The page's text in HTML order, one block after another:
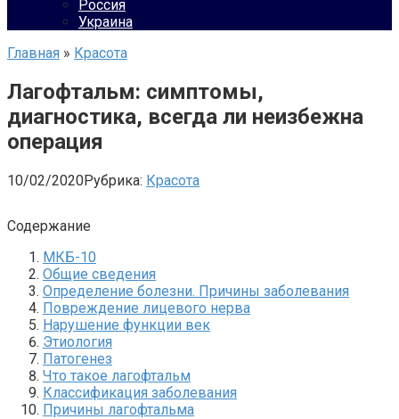
Россия
Украина
Главная » Красота
Лагофтальм: симптомы,
диагностика, всегда ли неизбежна
операция
10/02/2020Рубрика: Красота
Содержание
МКБ-10
Общие сведения
Определение болезни. Причины заболевания
Повреждение лицевого нерва
Нарушение функции век
Этиология
Патогенез
Что такое лагофтальм
Классификация заболевания
Причины лагофтальма